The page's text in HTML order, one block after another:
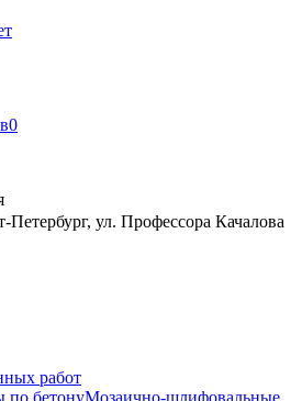
0
Петербург, ул. Профессора Качалова
работ
бетонуМозаично-шлифовальные